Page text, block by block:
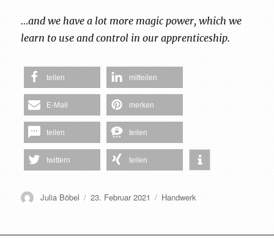
…and we have a lot more magic power, which we
learn to use and control in our apprenticeship.
teilen mitteilen
E-Mail merken
teilen teilen
twittern teilen
Autor
Julia Böbel
Veröffentlicht
23. Februar 2021 Schlagwörter
Handwerk